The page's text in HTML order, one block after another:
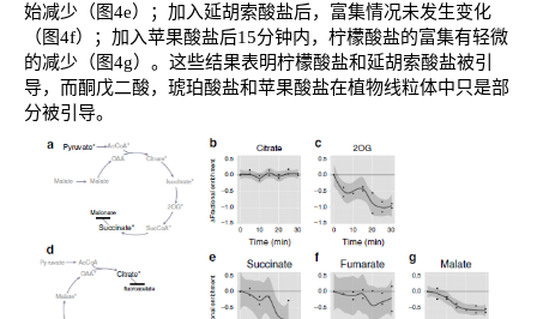
始减少（图4e）；加入延胡索酸盐后，富集情况未发生变化
（图4f）；加入苹果酸盐后15分钟内，柠檬酸盐的富集有轻微
的减少（图4g）。这些结果表明柠檬酸盐和延胡索酸盐被引
导，而酮戊二酸，琥珀酸盐和苹果酸盐在植物线粒体中只是部
分被引导。